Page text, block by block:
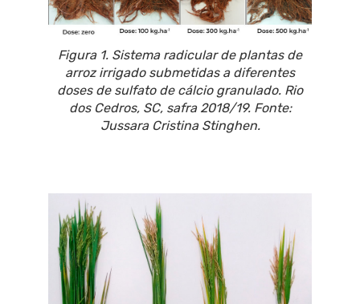
Figura 1. Sistema radicular de plantas de
arroz irrigado submetidas a diferentes
doses de sulfato de cálcio granulado. Rio
dos Cedros, SC, safra 2018/19. Fonte:
Jussara Cristina Stinghen.